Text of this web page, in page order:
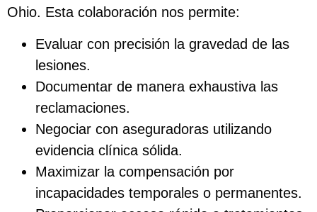
Ohio. Esta colaboración nos permite:
Evaluar con precisión la gravedad de las
lesiones.
Documentar de manera exhaustiva las
reclamaciones.
Negociar con aseguradoras utilizando
evidencia clínica sólida.
Maximizar la compensación por
incapacidades temporales o permanentes.